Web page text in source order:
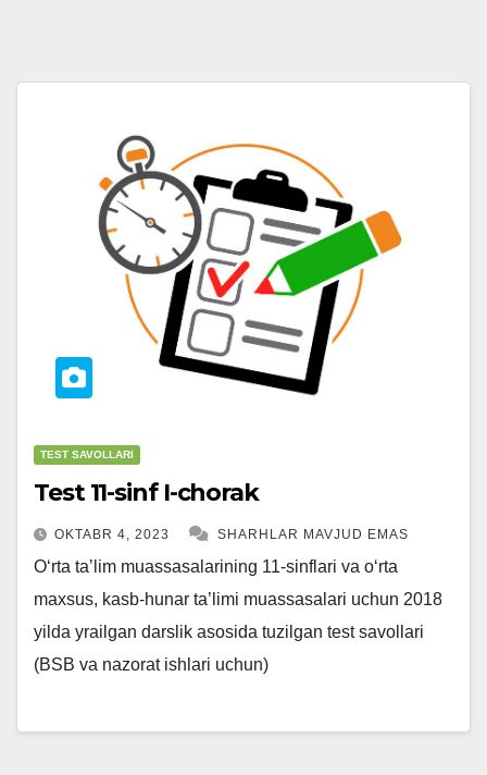
TEST SAVOLLARI
Test 11-sinf I-chorak
OKTABR 4, 2023 SHARHLAR MAVJUD EMAS
O‘rta ta’lim muassasalarining 11-sinflari va o‘rta
maxsus, kasb-hunar ta’limi muassasalari uchun 2018
yilda yrailgan darslik asosida tuzilgan test savollari
(BSB va nazorat ishlari uchun)